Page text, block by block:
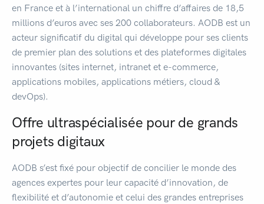
en France et à l’international un chiffre d’affaires de 18,5
millions d’euros avec ses 200 collaborateurs. AODB est un
acteur significatif du digital qui développe pour ses clients
de premier plan des solutions et des plateformes digitales
innovantes (sites internet, intranet et e-commerce,
applications mobiles, applications métiers, cloud &
devOps).
Offre ultraspécialisée pour de grands
projets digitaux
AODB s’est fixé pour objectif de concilier le monde des
agences expertes pour leur capacité d’innovation, de
flexibilité et d’autonomie et celui des grandes entreprises